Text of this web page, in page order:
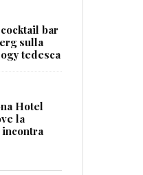
bar
sulla
tedesca
Hotel
la
incontra